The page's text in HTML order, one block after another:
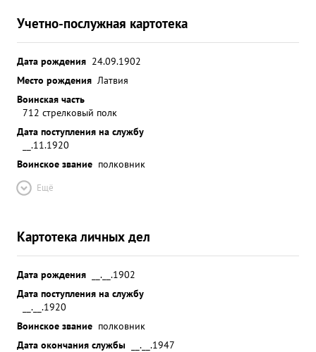
Учетно-послужная картотека
Дата рождения 24.09.1902
Место рождения Латвия
Воинская часть
712 стрелковый полк
Дата поступления на службу
__.11.1920
Воинское звание полковник
Ещё
Картотека личных дел
Дата рождения
__.__.1902
Дата поступления на службу
__.__.1920
Воинское звание полковник
Дата окончания службы
__.__.1947